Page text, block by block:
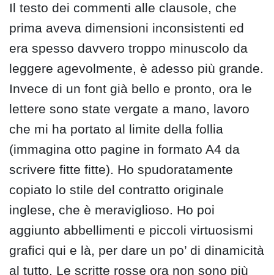
Il testo dei commenti alle clausole, che
prima aveva dimensioni inconsistenti ed
era spesso davvero troppo minuscolo da
leggere agevolmente, è adesso più grande.
Invece di un font già bello e pronto, ora le
lettere sono state vergate a mano, lavoro
che mi ha portato al limite della follia
(immagina otto pagine in formato A4 da
scrivere fitte fitte). Ho spudoratamente
copiato lo stile del contratto originale
inglese, che è meraviglioso. Ho poi
aggiunto abbellimenti e piccoli virtuosismi
grafici qui e là, per dare un po’ di dinamicità
al tutto. Le scritte rosse ora non sono più